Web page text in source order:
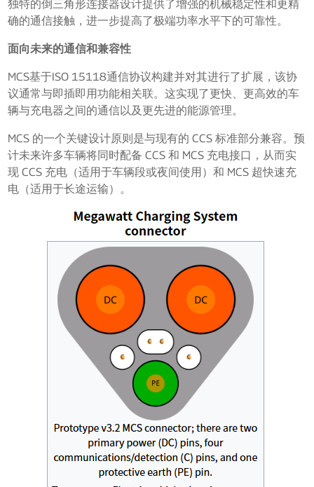
独特的倒三角形连接器设计提供了增强的机械稳定性和更精
确的通信接触，进一步提高了极端功率水平下的可靠性。
面向未来的通信和兼容性
MCS基于ISO 15118通信协议构建并对其进行了扩展，该协
议通常与即插即用功能相关联。这实现了更快、更高效的车
辆与充电器之间的通信以及更先进的能源管理。
MCS 的一个关键设计原则是与现有的 CCS 标准部分兼容。预
计未来许多车辆将同时配备 CCS 和 MCS 充电接口，从而实
现 CCS 充电（适用于车辆段或夜间使用）和 MCS 超快速充
电（适用于长途运输）。